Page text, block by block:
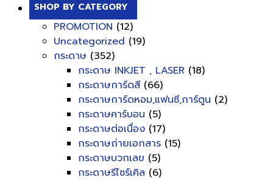
SHOP BY CATEGORY
PROMOTION (12)
Uncategorized (19)
กระดาษ (352)
กระดาษ INKJET , LASER (18)
กระดาษการ์ดสี (66)
กระดาษการ์ดหอม,แฟนซี,การ์ตูน (2)
กระดาษคาร์บอน (5)
กระดาษต่อเนื่อง (17)
กระดาษถ่ายเอกสาร (15)
กระดาษบวกเลข (5)
กระดาษรีไซร์เคิล (6)